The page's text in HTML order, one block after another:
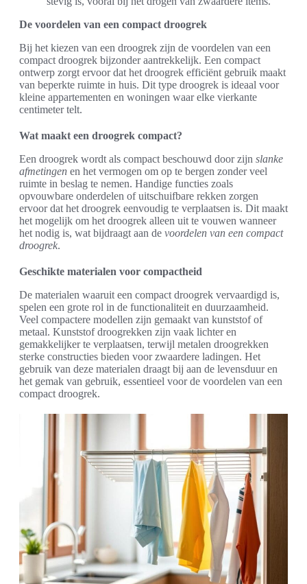
De voordelen van een compact droogrek
Bij het kiezen van een droogrek zijn de voordelen van een
compact droogrek bijzonder aantrekkelijk. Een compact
ontwerp zorgt ervoor dat het droogrek efficiënt gebruik maakt
van beperkte ruimte in huis. Dit type droogrek is ideaal voor
kleine appartementen en woningen waar elke vierkante
centimeter telt.
Wat maakt een droogrek compact?
Een droogrek wordt als compact beschouwd door zijn slanke
afmetingen en het vermogen om op te bergen zonder veel
ruimte in beslag te nemen. Handige functies zoals
opvouwbare onderdelen of uitschuifbare rekken zorgen
ervoor dat het droogrek eenvoudig te verplaatsen is. Dit maakt
het mogelijk om het droogrek alleen uit te vouwen wanneer
het nodig is, wat bijdraagt aan de voordelen van een compact
droogrek.
Geschikte materialen voor compactheid
De materialen waaruit een compact droogrek vervaardigd is,
spelen een grote rol in de functionaliteit en duurzaamheid.
Veel compactere modellen zijn gemaakt van kunststof of
metaal. Kunststof droogrekken zijn vaak lichter en
gemakkelijker te verplaatsen, terwijl metalen droogrekken
sterke constructies bieden voor zwaardere ladingen. Het
gebruik van deze materialen draagt bij aan de levensduur en
het gemak van gebruik, essentieel voor de voordelen van een
compact droogrek.